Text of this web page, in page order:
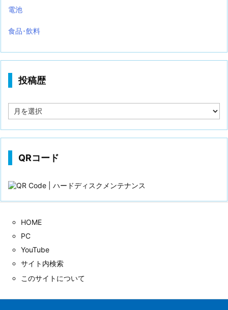
電池
食品･飲料
投稿歴
稿
QRコード
HOME
PC
YouTube
サイト内検索
このサイトについて